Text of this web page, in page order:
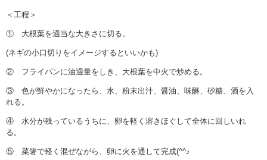
＜工程＞
① 大根葉を適当な大きさに切る。
(ネギの小口切りをイメージするといいかも)
② フライパンに油適量をしき、大根葉を中火で炒める。
③ 色が鮮やかになったら、水、粉末出汁、醤油、味醂、砂糖、酒を入
れる。
④ 水分が残っているうちに、卵を軽く溶きほぐして全体に回しいれ
る。
⑤ 菜箸で軽く混ぜながら、卵に火を通して完成(^^♪